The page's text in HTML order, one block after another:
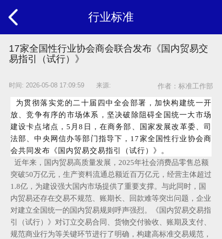
行业标准
17家全国性行业协会商会联合发布《国内贸易交
易指引（试行）》
时间: 2026-05-08 17:09:59 来源: 作者：标准工作部
为贯彻落实党的二十届四中全会部署，加快构建统一开
放、竞争有序的市场体系，坚决破除阻碍全国统一大市场
建设卡点堵点，5月8日，在商务部、国家发展改革委、司
法部、中央网信办等部门指导下，17家全国性行业协会商
会共同发布《国内贸易交易指引（试行）》。
近年来，国内贸易高质量发展，2025年社会消费品零售总额
突破50万亿元，生产资料流通总额近百万亿元，经营主体超过
1.8亿，为建设强大国内市场提供了重要支撑。与此同时，国
内贸易还存在交易不规范、账期长、回款难等突出问题，企业
对建立全国统一的国内贸易规则呼声强烈。《国内贸易交易指
引（试行）》对订立交易合同、货物交付验收、账期及支付、
规范商业行为等关键环节进行了明确，构建高标准交易规范，